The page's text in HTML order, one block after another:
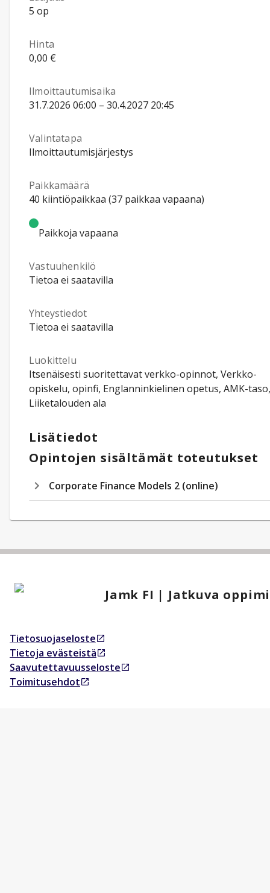
5 op
Hinta
0,00 €
Ilmoittautumisaika
31.7.2026 06:00 – 30.4.2027 20:45
Valintatapa
Ilmoittautumisjärjestys
Paikkamäärä
40 kiintiöpaikkaa (37 paikkaa vapaana)
Paikkoja vapaana
Vastuuhenkilö
Tietoa ei saatavilla
Yhteystiedot
Tietoa ei saatavilla
Luokittelu
Itsenäisesti suoritettavat verkko-opinnot, Verkko-
opiskelu, opinfi, Englanninkielinen opetus, AMK-taso,
Liiketalouden ala
Lisätiedot
Opintojen sisältämät toteutukset
Corporate Finance Models 2 (online)
Jamk FI | Jatkuva
Tietosuojaseloste
Avautuu uudessa välilehdessä
Tietoja evästeistä
Avautuu uudessa välilehdessä
Saavutettavuusseloste
Avautuu uudessa välilehdessä
Toimitusehdot
Avautuu uudessa välilehdessä